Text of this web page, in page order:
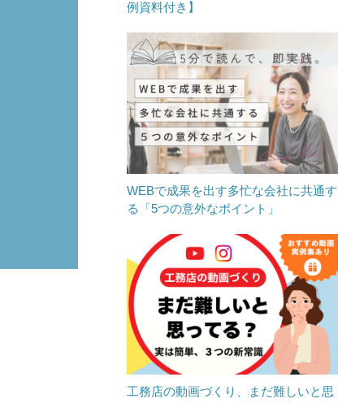
例資料付き】
WEBで成果を出す多忙な会社に共通す
る「5つの意外なポイント」
工務店の動画づくり、まだ難しいと思